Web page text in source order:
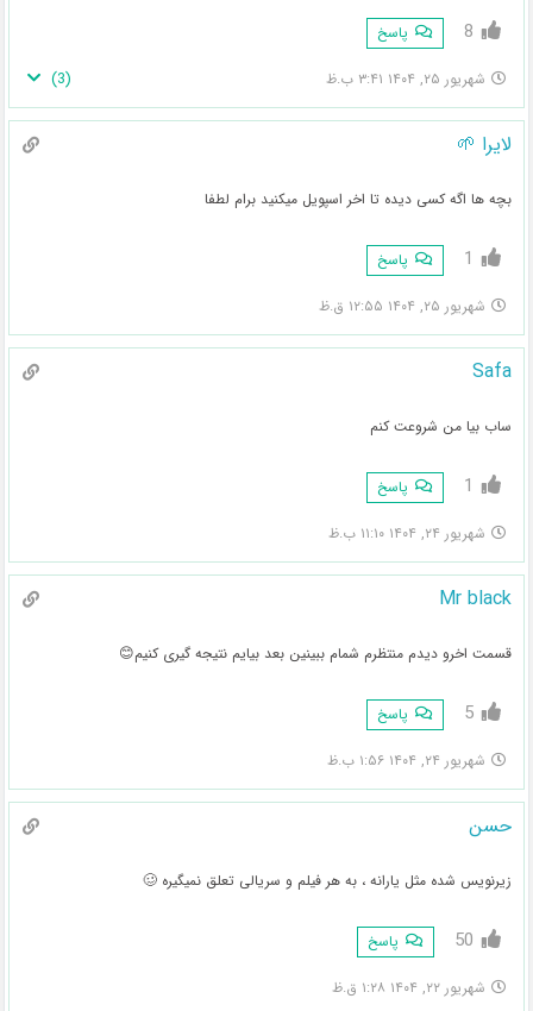
8 پاسخ
شهریور ۲۵, ۱۴۰۴ ۳:۴۱ ب.ظ (
3
)
لایرا 🌱
بچه ها اگه کسی دیده تا اخر اسپویل میکنید برام لطفا
1 پاسخ
شهریور ۲۵, ۱۴۰۴ ۱۲:۵۵ ق.ظ
Safa
ساب بیا‌ من شروعت کنم
1 پاسخ
شهریور ۲۴, ۱۴۰۴ ۱۱:۱۰ ب.ظ
Mr black
قسمت اخرو دیدم منتظرم شمام ببینین بعد بیایم نتیجه گیری کنیم😊
5 پاسخ
شهریور ۲۴, ۱۴۰۴ ۱:۵۶ ب.ظ
حسن
زیرنویس شده مثل یارانه ، به هر فیلم و سریالی تعلق نمیگیره 🥴
50 پاسخ
شهریور ۲۲, ۱۴۰۴ ۱:۲۸ ق.ظ